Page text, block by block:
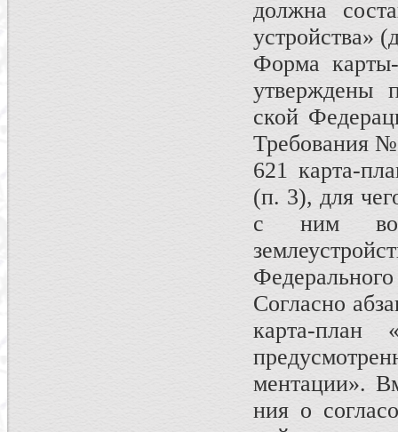
должна
устройства»
Форма
утверждены
ской
Требования
621 карта-
(п. 3), для
с ним
Согласно
карта-план
ментации».
ния о